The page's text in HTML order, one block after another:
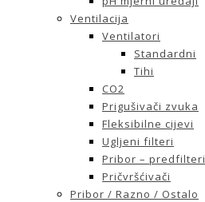
Ventilacija
Ventilatori
Standardni
Tihi
CO2
Prigušivači zvuka
Fleksibilne cijevi
Ugljeni filteri
Pribor – predfilteri
Pričvršćivači
Pribor / Razno / Ostalo